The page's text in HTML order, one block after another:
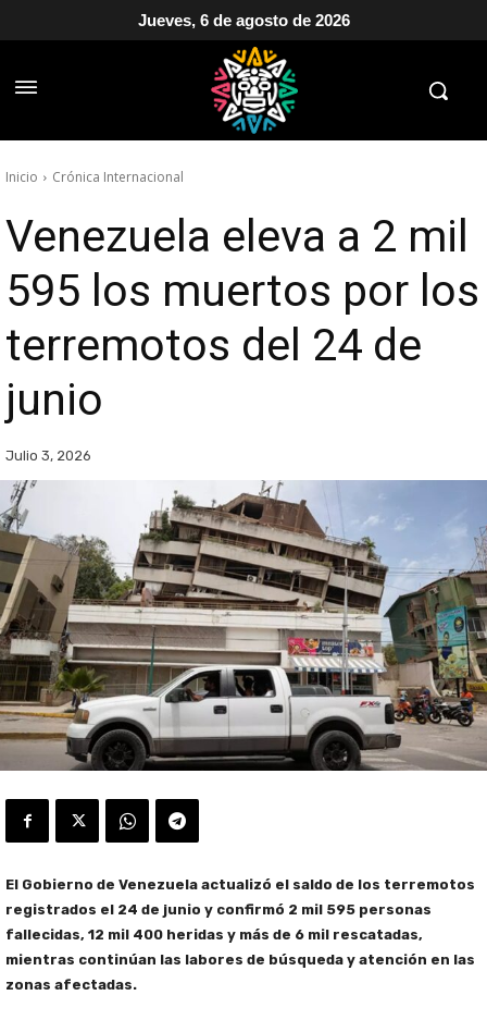
Jueves, 6 de agosto de 2026
Inicio Crónica Internacional
Venezuela eleva a 2 mil
595 los muertos por los
terremotos del 24 de
junio
Julio 3, 2026
El Gobierno de Venezuela actualizó el saldo de los terremotos
registrados el 24 de junio y confirmó 2 mil 595 personas
fallecidas, 12 mil 400 heridas y más de 6 mil rescatadas,
mientras continúan las labores de búsqueda y atención en las
zonas afectadas.